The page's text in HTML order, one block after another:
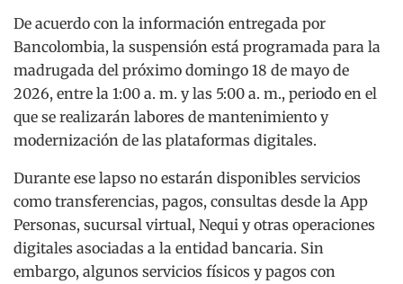
De acuerdo con la información entregada por
Bancolombia, la suspensión está programada para la
madrugada del próximo domingo 18 de mayo de
2026, entre la 1:00 a. m. y las 5:00 a. m., periodo en el
que se realizarán labores de mantenimiento y
modernización de las plataformas digitales.
Durante ese lapso no estarán disponibles servicios
como transferencias, pagos, consultas desde la App
Personas, sucursal virtual, Nequi y otras operaciones
digitales asociadas a la entidad bancaria. Sin
embargo, algunos servicios físicos y pagos con